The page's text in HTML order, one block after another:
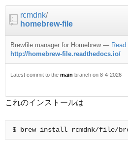
rcmdnk/
homebrew-file
Brewfile manager for Homebrew— Read
http://homebrew-file.readthedocs.io/
Latest commit to the main branch on 8-4-2026
これのインストールは